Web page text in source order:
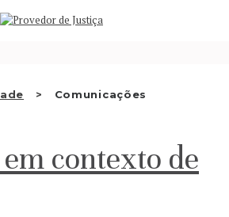
Comunicações
E OUTRAS
QUEIXA
contexto de